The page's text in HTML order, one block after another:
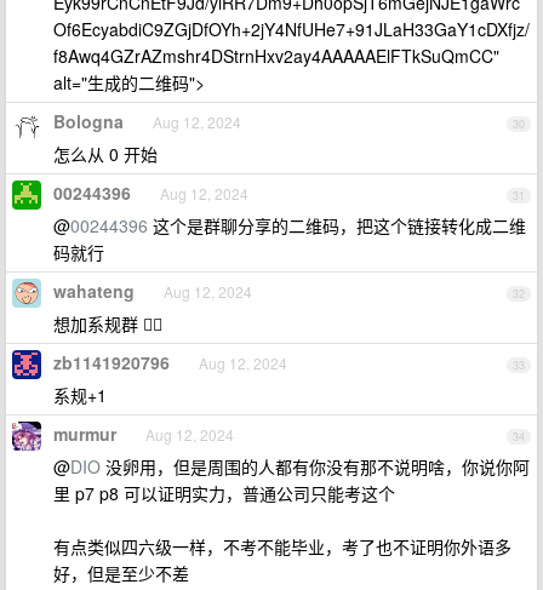
Of6EcyabdiC9ZGjDfOYh+2jY4NfUHe7+91JLaH33GaY1cDXfjz/
f8Awq4GZrAZmshr4DStrnHxv2ay4AAAAAElFTkSuQmCC"
alt="生成的二维码">
30
Bologna Aug 12, 2024
怎么从 0 开始
31
00244396 Aug 12, 2024
@00244396 这个是群聊分享的二维码，把这个链接转化成二维
码就行
32
wahateng Aug 12, 2024
想加系规群 🙋‍♂️
33
zb1141920796 Aug 12, 2024
系规+1
34
murmur Aug 12, 2024
@DIO 没卵用，但是周围的人都有你没有那不说明啥，你说你阿
里 p7 p8 可以证明实力，普通公司只能考这个
有点类似四六级一样，不考不能毕业，考了也不证明你外语多
好，但是至少不差